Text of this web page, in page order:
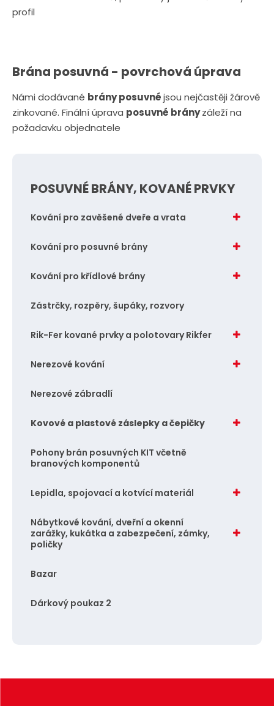
profil
Brána posuvná - povrchová úprava
Námi dodávané brány posuvnéjsou nejčastěji žárově
zinkované. Finální úprava posuvné brányzáleží na
požadavku objednatele
POSUVNÉ BRÁNY, KOVANÉ PRVKY
Kování pro zavěšené dveře a vrata
Kování pro posuvné brány
Kování pro křídlové brány
Zástrčky, rozpěry, šupáky, rozvory
Rik-Fer kované prvky a polotovary Rikfer
Nerezové kování
Nerezové zábradlí
Kovové a plastové záslepky a čepičky
Pohony brán posuvných KIT včetně
branových komponentů
Lepidla, spojovací a kotvící materiál
Nábytkové kování, dveřní a okenní
zarážky, kukátka a zabezpečení, zámky,
poličky
Bazar
Dárkový poukaz 2